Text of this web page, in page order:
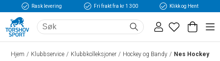
Rask levering Fri frakt fra kr 1 300 Klikk og Hent
Hjem Klubbservice Klubbkolleksjoner Hockey og Bandy Nes Hockey